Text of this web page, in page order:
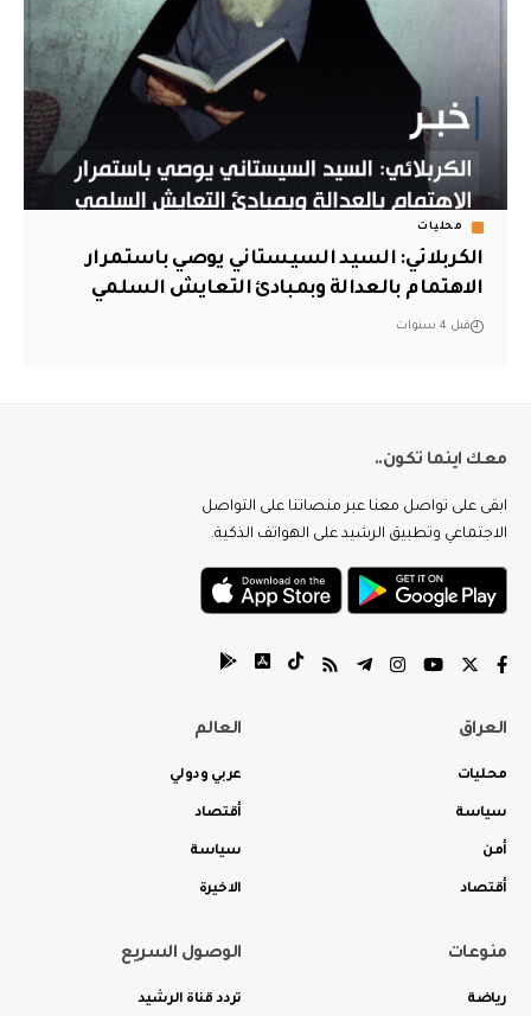
محليات
الكربلائي: السيد السيستاني يوصي باستمرار
الاهتمام بالعدالة وبمبادئ التعايش السلمي
قبل 4 سنوات
معك اينما تكون..
ابقى على تواصل معنا عبر منصاتنا على التواصل
الاجتماعي وتطبيق الرشيد على الهواتف الذكية.
العراق
محليات
سياسة
أمن
أقتصاد
العالم
عربي ودولي
أقتصاد
سياسة
الاخيرة
منوعات
رياضة
الوصول السريع
تردد قناة الرشيد